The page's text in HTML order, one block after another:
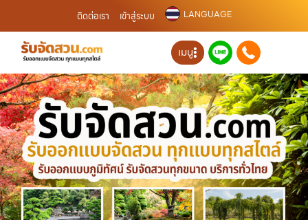
ติดต่อเรา เข้าสู่ระบบ LANGUAGE
เมนู